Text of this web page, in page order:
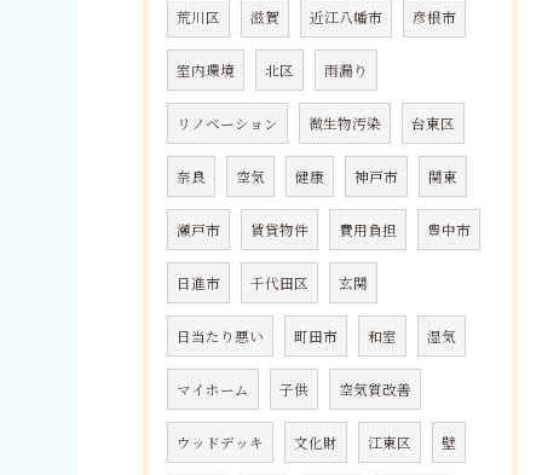
荒川区 滋賀 近江八幡市 彦根市
室内環境 北区 雨漏り
リノベーション 微生物汚染 台東区
奈良 空気 健康 神戸市 関東
瀬戸市 賃貸物件 費用負担 豊中市
日進市 千代田区 玄関
日当たり悪い 町田市 和室 湿気
マイホーム 子供 空気質改善
ウッドデッキ 文化財 江東区 壁